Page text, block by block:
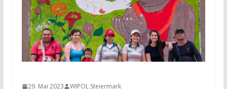
29. Mai 2023 WIPOL Steiermark